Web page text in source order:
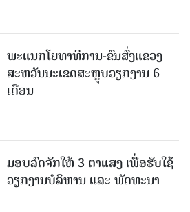
ພະແນກໂຍທາທິການ-ຂົນສົ່ງແຂວງ
ສະຫວັນນະເຂດສະຫຼຸບວຽກງານ 6
ເດືອນ
ມອບລົດຈັກໃຫ້ 3 ຕາແສງ ເພື່ອຮັບໃຊ້
ວຽກງານບໍລິຫານ ແລະ ພັດທະນາ